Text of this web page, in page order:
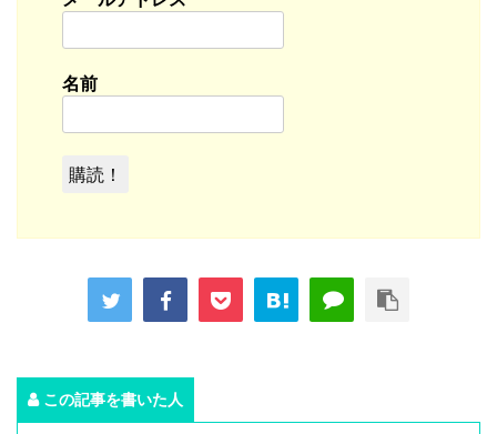
名前
この記事を書いた人